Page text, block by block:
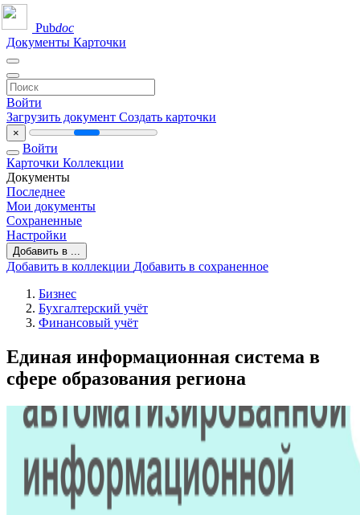
Pubdoc
Документы Карточки
Войти
Загрузить документ Создать карточки
×
Войти
Карточки Коллекции
Документы
Последнее
Мои документы
Сохраненные
Настройки
Добавить в ...
Добавить в коллекции Добавить в сохраненное
Бизнес
Бухгалтерский учёт
Финансовый учёт
Единая информационная система в
сфере образования региона